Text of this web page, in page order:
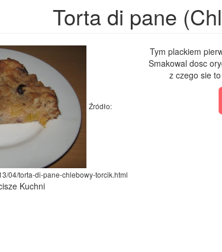
Torta di pane
Źródło:
04/torta-di-pane-chlebowy-torcik.html
Kuchni
Tym plackiem
Smakowal dosc
z czego sie